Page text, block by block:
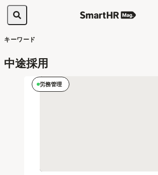
キーワード
中途採用
労務管理